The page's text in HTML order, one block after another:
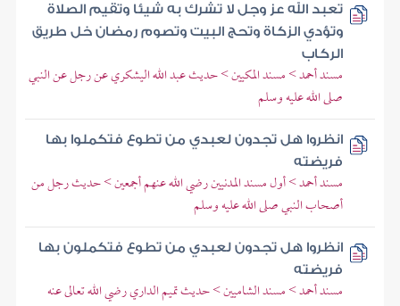
تعبد الله عز وجل لا تشرك به شيئا وتقيم الصلاة
وتؤدي الزكاة وتحج البيت وتصوم رمضان خل طريق
الركاب
مسند أحمد > مسند المكيين > حديث عبد الله اليشكري عن رجل عن النبي
صلى الله عليه وسلم
انظروا هل تجدون لعبدي من تطوع فتكملوا بها
فريضته
مسند أحمد > أول مسند المدنيين رضي الله عنهم أجمعين > حديث رجل من
أصحاب النبي صلى الله عليه وسلم
انظروا هل تجدون لعبدي من تطوع فتكملون بها
فريضته
مسند أحمد > مسند الشاميين > حديث تميم الداري رضي الله تعالى عنه